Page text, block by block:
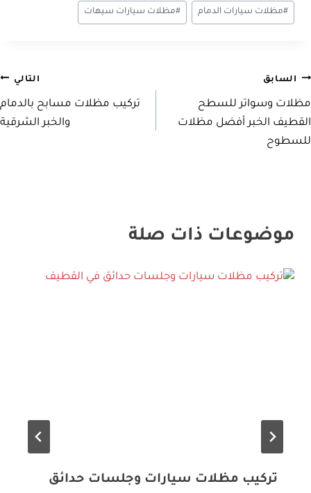
#مظلات سيارات الدمام #مظلات سيارات سيهات
تصفّح
المقالات
السابق
مظلات وسواتر للسطح
القطيف الخبر أفضل مظلات
للسطوح
التالي
تركيب مظلات مسابح بالدمام
والخبر الشرقية
موضوعات ذات صلة
تركيب مظلات سيارات وجلسات حدائق